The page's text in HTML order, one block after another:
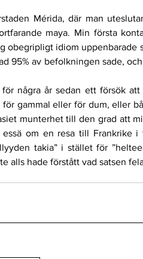
Mérida, där man
maya. Min första
obegripligt idiom uppenbarade
95% av befolkningen sade,
några år sedan ett försök att
gammal eller för dum, eller
munterhet till den grad att
om en resa till Frankrike i
takia” i stället för
alls hade förstått vad satsen